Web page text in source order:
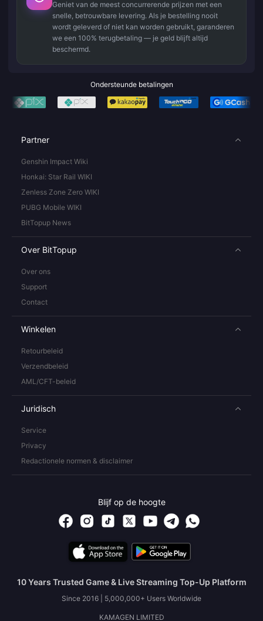
Geniet van de meest concurrerende prijzen met een
snelle, betrouwbare levering. Als je bestelling nooit
wordt geleverd of niet kan worden gebruikt, garanderen
we een 100% terugbetaling — je geld blijft altijd
beschermd.
Ondersteunde betalingen
Partner
Genshin Impact Wiki
Honkai: Star Rail WIKI
Zenless Zone Zero WIKI
PUBG Mobile WIKI
BitTopup News
Over BitTopup
Over ons
Support
Contact
Winkelen
Retourbeleid
Verzendbeleid
AML/CFT-beleid
Juridisch
Service
Privacy
Redactionele normen & disclaimer
Blijf op de hoogte
10 Years Trusted Game & Live Streaming Top-Up Platform
Since 2016 | 5,000,000+ Users Worldwide
KAMAGEN LIMITED